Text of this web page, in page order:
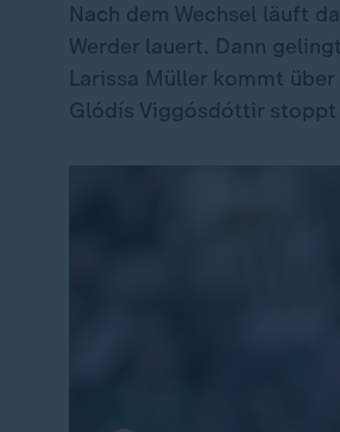
Nach dem Wechsel läuft
Werder lauert. Dann
Larissa Müller kommt
Glódís Viggósdóttir